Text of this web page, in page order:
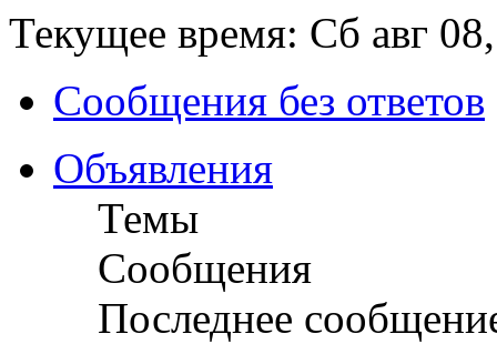
Текущее время: Сб авг
Сообщения без ответов
Объявления
Темы
Сообщения
Последнее